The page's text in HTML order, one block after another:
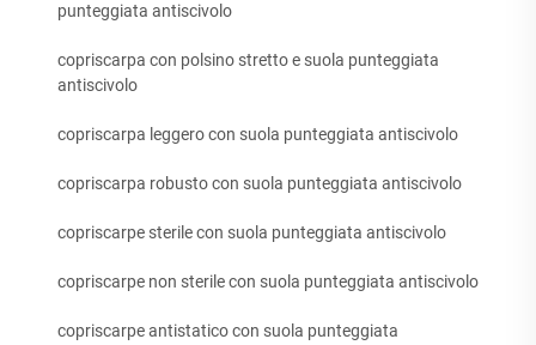
punteggiata antiscivolo
copriscarpa con polsino stretto e suola punteggiata
antiscivolo
copriscarpa leggero con suola punteggiata antiscivolo
copriscarpa robusto con suola punteggiata antiscivolo
copriscarpe sterile con suola punteggiata antiscivolo
copriscarpe non sterile con suola punteggiata antiscivolo
copriscarpe antistatico con suola punteggiata